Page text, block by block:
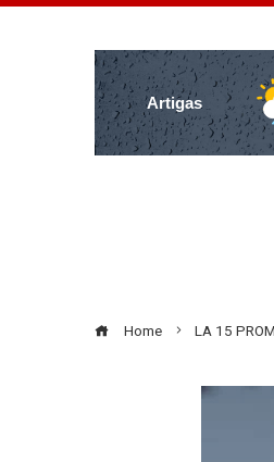
Artigas
Home LA 15